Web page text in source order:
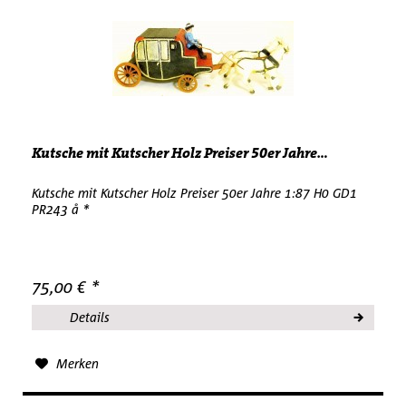
Kutsche mit Kutscher Holz Preiser 50er Jahre...
Kutsche mit Kutscher Holz Preiser 50er Jahre 1:87 H0 GD1
PR243 å *
75,00 € *
Details
Merken